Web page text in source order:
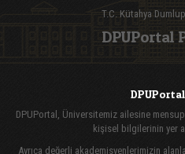
T.C. Kütahya
DPUPortal
DPUPortal, Üniversitemiz ailesine
kişisel bilgilerinin yer
Ayrıca değerli akademisyenlerimizin